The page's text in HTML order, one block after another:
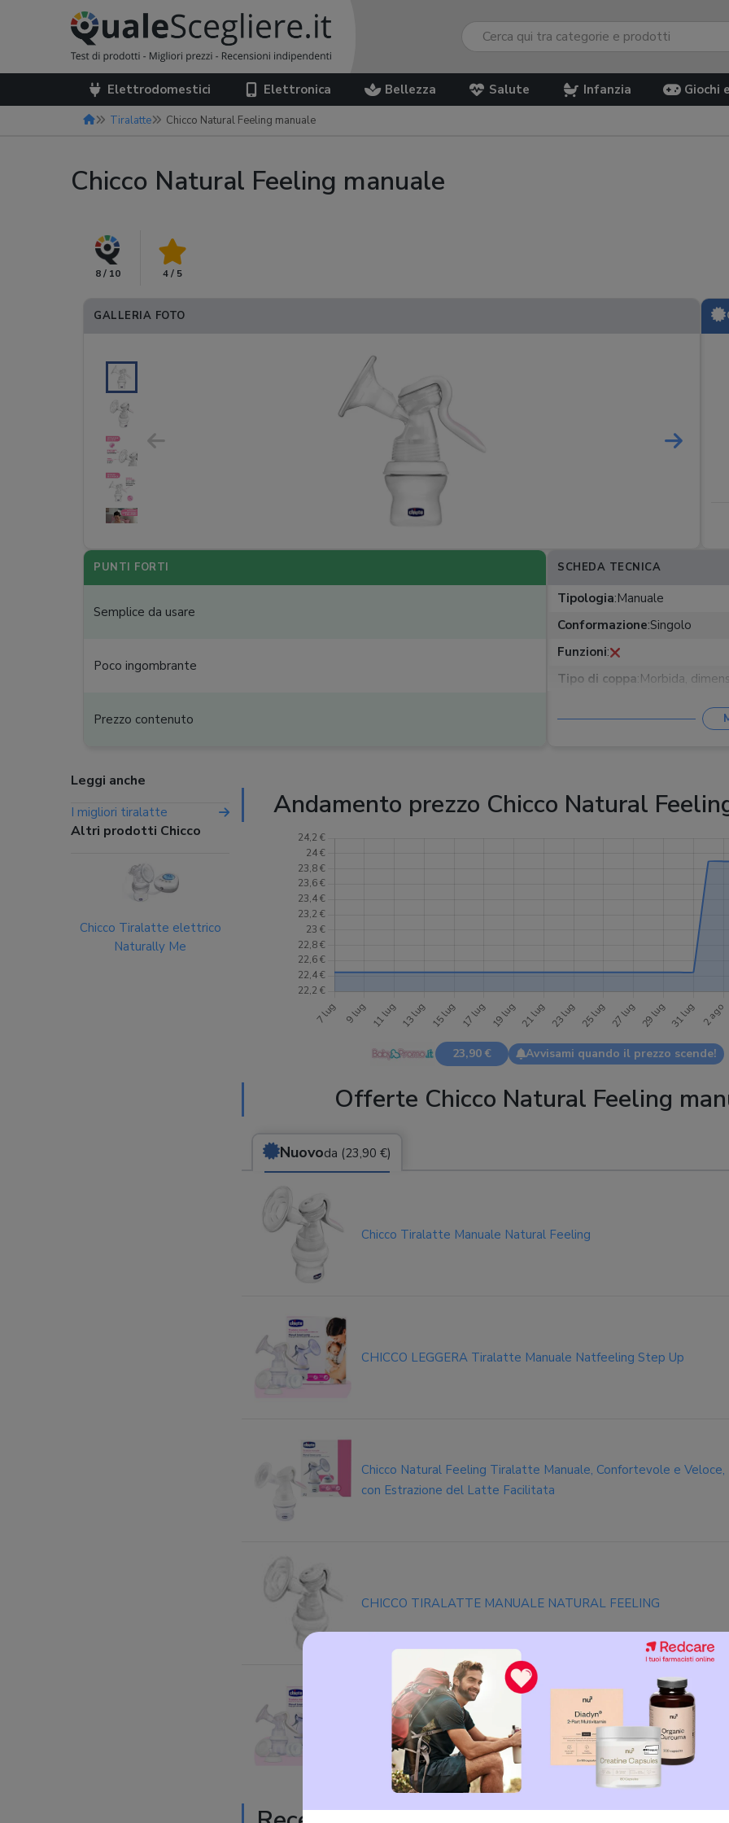
Elettrodomestici Elettronica Bellezza Salute Infanzia Giochi
Tiralatte Chicco Natural Feeling manuale
Chicco Natural Feeling manuale
8 / 10 4 / 5
GALLERIA FOTO
SCHEDA TECNICA
Tipologia:Manuale
Conformazione:Singolo
Funzioni:
Tipo di coppa:Morbida,
Compatibilità Biberon
PUNTI FORTI
Semplice da usare
Poco ingombrante
Prezzo contenuto
Andamento prezzo Chicco Natural
23,90 € Avvisami quando il prezzo scende!
Offerte Chicco Natural Feeling
Nuovoda (23,90 €)
Chicco Tiralatte Manuale Natural Feeling
CHICCO LEGGERA Tiralatte Manuale Natfeeling Step Up
Chicco Natural Feeling Tiralatte Manuale, Confortevole e Veloce,
con Estrazione del Latte Facilitata
CHICCO TIRALATTE MANUALE NATURAL FEELING
CHICCO TIRALATTE MANUALE
Leggi anche
I migliori tiralatte
Altri prodotti Chicco
Chicco Tiralatte elettrico
Naturally Me